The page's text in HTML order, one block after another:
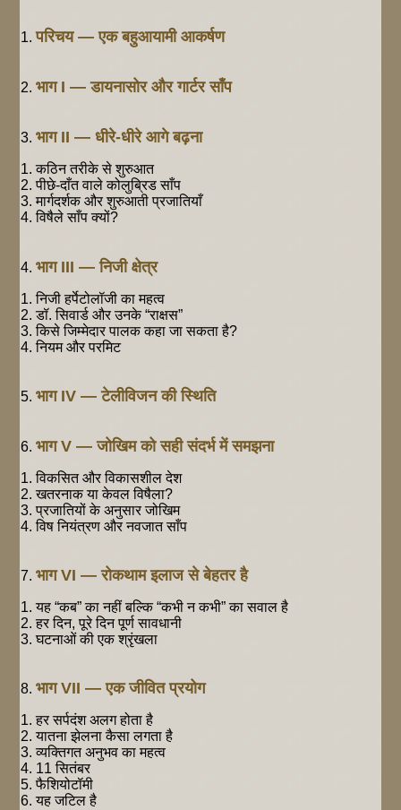
परिचय — एक बहुआयामी आकर्षण
भाग I — डायनासोर और गार्टर साँप
भाग II — धीरे-धीरे आगे बढ़ना
कठिन तरीके से शुरुआत
पीछे-दाँत वाले कोलुब्रिड साँप
मार्गदर्शक और शुरुआती प्रजातियाँ
विषैले साँप क्यों?
भाग III — निजी क्षेत्र
निजी हर्पेटोलॉजी का महत्व
डॉ. सिवार्ड और उनके “राक्षस”
किसे जिम्मेदार पालक कहा जा सकता है?
नियम और परमिट
भाग IV — टेलीविजन की स्थिति
भाग V — जोखिम को सही संदर्भ में समझना
विकसित और विकासशील देश
खतरनाक या केवल विषैला?
प्रजातियों के अनुसार जोखिम
विष नियंत्रण और नवजात साँप
भाग VI — रोकथाम इलाज से बेहतर है
यह “कब” का नहीं बल्कि “कभी न कभी” का सवाल है
हर दिन, पूरे दिन पूर्ण सावधानी
घटनाओं की एक श्रृंखला
भाग VII — एक जीवित प्रयोग
हर सर्पदंश अलग होता है
यातना झेलना कैसा लगता है
व्यक्तिगत अनुभव का महत्व
11 सितंबर
फैशियोटॉमी
यह जटिल है